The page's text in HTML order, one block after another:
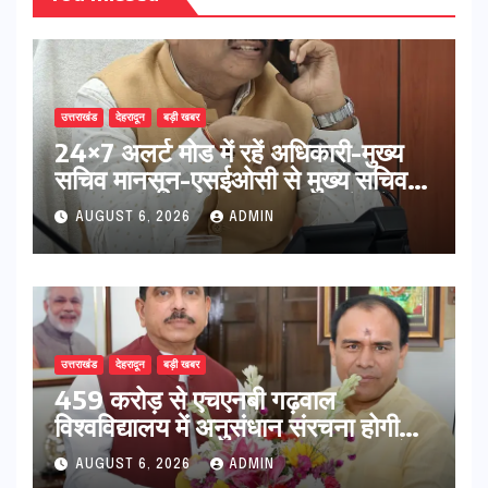
उत्तराखंड देहरादून बड़ी खबर
24×7 अलर्ट मोड में रहें अधिकारी-मुख्य
सचिव मानसून-एसईओसी से मुख्य सचिव ने
की विस्तृत समीक्षा कहा-बंद सड़कों को
शीघ्र खोला जाए, लोगों को न हो दिक्कत
AUGUST 6, 2026 ADMIN
उत्तराखंड देहरादून बड़ी खबर
459 करोड़ से एचएनबी गढ़वाल
विश्वविद्यालय में अनुसंधान संरचना होगी
सुदृढ,उच्च शिक्षा मंत्री धन सिंह रावत ने
नवनियुक्त केन्द्रीय शिक्षा मंत्री से की
AUGUST 6, 2026 ADMIN